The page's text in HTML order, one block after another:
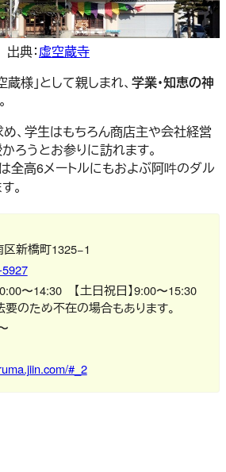
出典：虚空蔵寺
様」として親しまれ、 学業・知恵の神
、学生はもちろん商店主や会社経営
ろうとお参りに訪れます。
全高6メートルにもおよぶ阿吽のダル
。
新橋町1325−1
〜14:30 【土日祝日】9:00〜15:30
要のため不在の場合もあります。
#_2